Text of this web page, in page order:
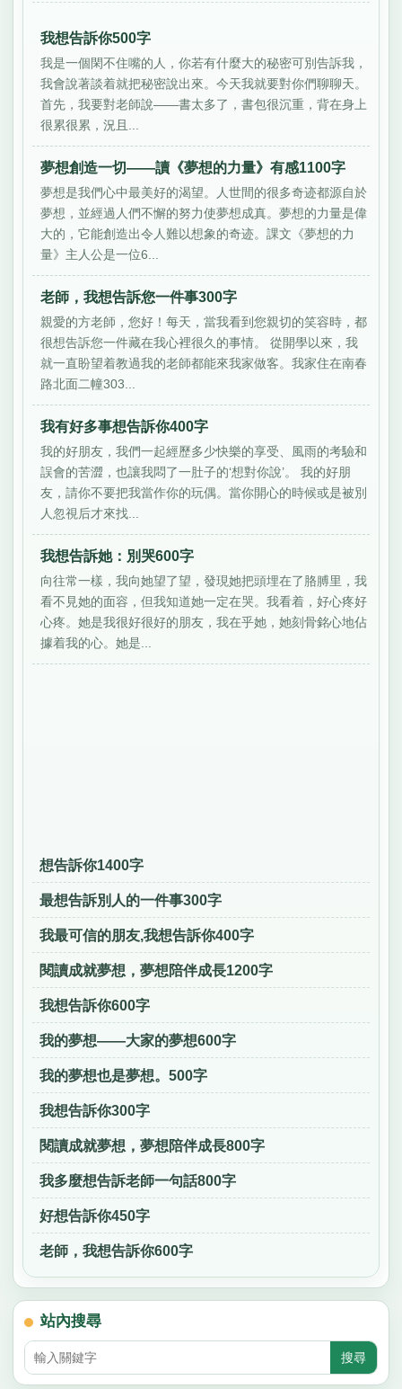
我想告訴你500字
我是一個閑不住嘴的人，你若有什麼大的秘密可別告訴我，
我會說著談着就把秘密說出來。今天我就要對你們聊聊天。
首先，我要對老師說——書太多了，書包很沉重，背在身上
很累很累，況且...
夢想創造一切——讀《夢想的力量》有感1100字
夢想是我們心中最美好的渴望。人世間的很多奇迹都源自於
夢想，並經過人們不懈的努力使夢想成真。夢想的力量是偉
大的，它能創造出令人難以想象的奇迹。課文《夢想的力
量》主人公是一位6...
老師，我想告訴您一件事300字
親愛的方老師，您好！每天，當我看到您親切的笑容時，都
很想告訴您一件藏在我心裡很久的事情。 從開學以來，我
就一直盼望着教過我的老師都能來我家做客。我家住在南春
路北面二幢303...
我有好多事想告訴你400字
我的好朋友，我們一起經歷多少快樂的享受、風雨的考驗和
誤會的苦澀，也讓我悶了一肚子的‘想對你說’。 我的好朋
友，請你不要把我當作你的玩偶。當你開心的時候或是被別
人忽視后才來找...
我想告訴她：別哭600字
向往常一樣，我向她望了望，發現她把頭埋在了胳膊里，我
看不見她的面容，但我知道她一定在哭。我看着，好心疼好
心疼。她是我很好很好的朋友，我在乎她，她刻骨銘心地佔
據着我的心。她是...
想告訴你1400字
最想告訴別人的一件事300字
我最可信的朋友,我想告訴你400字
閱讀成就夢想，夢想陪伴成長1200字
我想告訴你600字
我的夢想——大家的夢想600字
我的夢想也是夢想。500字
我想告訴你300字
閱讀成就夢想，夢想陪伴成長800字
我多麼想告訴老師一句話800字
好想告訴你450字
老師，我想告訴你600字
站內搜尋